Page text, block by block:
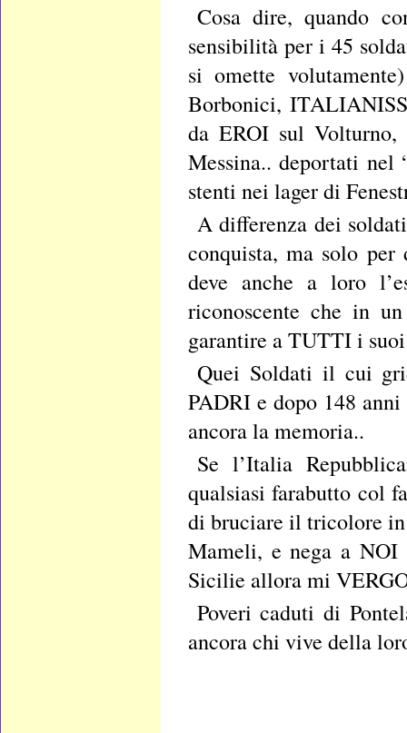
Cosa dire, quando
sensibilità per i 45
si omette
Borbonici,
da EROI sul
Messina.. deportati
stenti nei lager di
A differenza dei
conquista, ma solo
deve anche a loro
riconoscente che in
garantire a TUTTI i
Quei Soldati il cui
PADRI e dopo 148
ancora la memoria..
Se l’Italia
qualsiasi farabutto col
di bruciare il tricolore
Mameli, e nega a
Sicilie allora mi
Poveri caduti di
ancora chi vive della